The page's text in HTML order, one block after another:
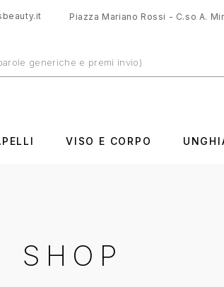
Piazza Mariano Rossi - C.so A.
VISO E CORPO
SHOP